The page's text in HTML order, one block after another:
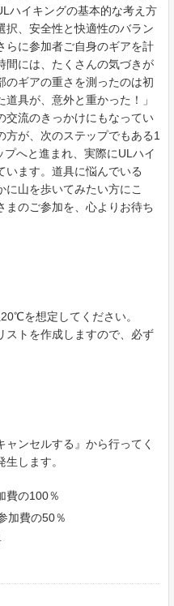
ハイキングの基本的な考え方
択、安全性と快適性のバラン
らに参加者ご自身のギアを計
間には、たくさんの気づきが
ギアの重さを測ったのは初
具が、意外と重かった！」
交流のきっかけにもなってい
方が、次のステップでもある1
へと進まれ、実際にULハイ
います。道具に悩んでいる
山を歩いてみたい方にこ
まのご参加を、心よりお待ち
を想定してください。
トを作成しますので、必ず
ンセルする』から行ってく
します。
費の100％
加費の50％